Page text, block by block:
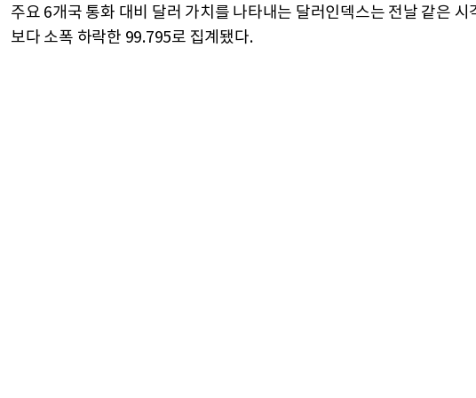
주요 6개국 통화 대비 달러 가치를 나타내는 달러인덱스는 전날 같은 시
보다 소폭 하락한 99.795로 집계됐다.